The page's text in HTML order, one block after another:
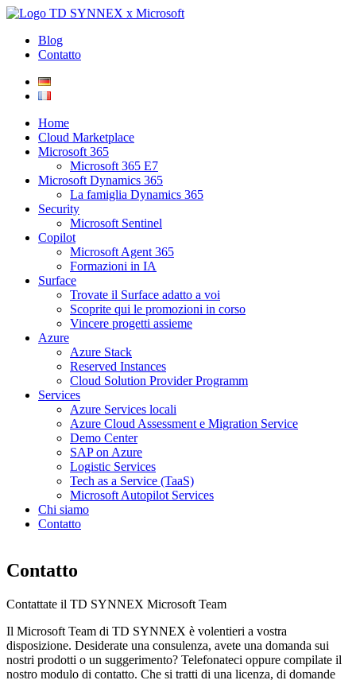
Blog
Contatto
Home
Cloud Marketplace
Microsoft 365
Microsoft 365 E7
Microsoft Dynamics 365
La famiglia Dynamics 365
Security
Microsoft Sentinel
Copilot
Microsoft Agent 365
Formazioni in IA
Surface
Trovate il Surface adatto a voi
Scoprite qui le promozioni in corso
Vincere progetti assieme
Azure
Azure Stack
Reserved Instances
Cloud Solution Provider Programm
Services
Azure Services locali
Azure Cloud Assessment e Migration Service
Demo Center
SAP on Azure
Logistic Services
Tech as a Service (TaaS)
Microsoft Autopilot Services
Chi siamo
Contatto
Contatto
Contattate il TD SYNNEX Microsoft Team
Il Microsoft Team di TD SYNNEX è volentieri a vostra
disposizione. Desiderate una consulenza, avete una domanda sui
nostri prodotti o un suggerimento? Telefonateci oppure compilate il
nostro modulo di contatto. Che si tratti di una licenza, di domande